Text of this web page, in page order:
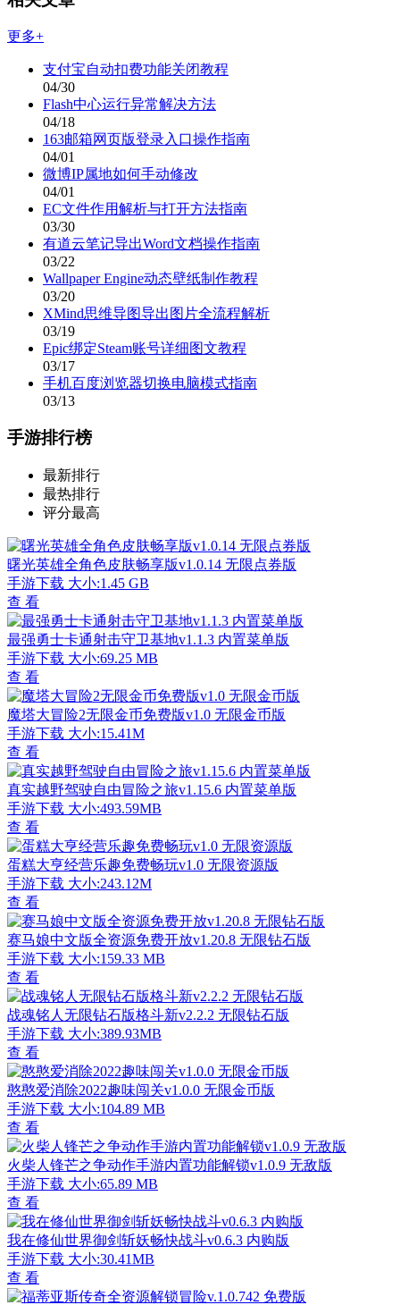
更多+
支付宝自动扣费功能关闭教程
04/30
Flash中心运行异常解决方法
04/18
163邮箱网页版登录入口操作指南
04/01
微博IP属地如何手动修改
04/01
EC文件作用解析与打开方法指南
03/30
有道云笔记导出Word文档操作指南
03/22
Wallpaper Engine动态壁纸制作教程
03/20
XMind思维导图导出图片全流程解析
03/19
Epic绑定Steam账号详细图文教程
03/17
手机百度浏览器切换电脑模式指南
03/13
手游排行榜
最新排行
最热排行
评分最高
曙光英雄全角色皮肤畅享版v1.0.14 无限点券版
手游下载 大小:1.45 GB
查 看
最强勇士卡通射击守卫基地v1.1.3 内置菜单版
手游下载 大小:69.25 MB
查 看
魔塔大冒险2无限金币免费版v1.0 无限金币版
手游下载 大小:15.41M
查 看
真实越野驾驶自由冒险之旅v1.15.6 内置菜单版
手游下载 大小:493.59MB
查 看
蛋糕大亨经营乐趣免费畅玩v1.0 无限资源版
手游下载 大小:243.12M
查 看
赛马娘中文版全资源免费开放v1.20.8 无限钻石版
手游下载 大小:159.33 MB
查 看
战魂铭人无限钻石版格斗新v2.2.2 无限钻石版
手游下载 大小:389.93MB
查 看
憨憨爱消除2022趣味闯关v1.0.0 无限金币版
手游下载 大小:104.89 MB
查 看
火柴人锋芒之争动作手游内置功能解锁v1.0.9 无敌版
手游下载 大小:65.89 MB
查 看
我在修仙世界御剑斩妖畅快战斗v0.6.3 内购版
手游下载 大小:30.41MB
查 看